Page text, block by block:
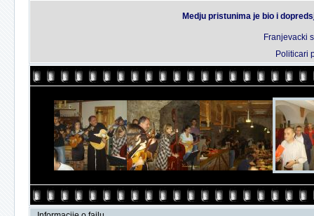
Medju pristunima je bio i
Franjevacki
Politicari